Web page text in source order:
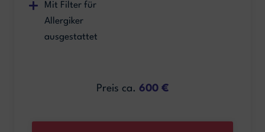
Mit Filter für
Allergiker
ausgestattet
Preis ca. 600 €